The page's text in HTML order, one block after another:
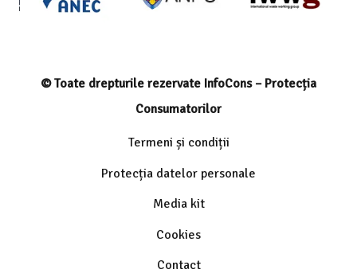
© Toate drepturile rezervate InfoCons – Protecția
Consumatorilor
Termeni și condiții
Protecția datelor personale
Media kit
Cookies
Contact